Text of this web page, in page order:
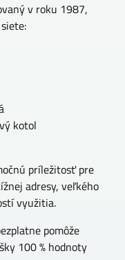
v roku 1987,
kotol
príležitosť pre
adresy, veľkého
využitia.
pomôže
100 % hodnoty